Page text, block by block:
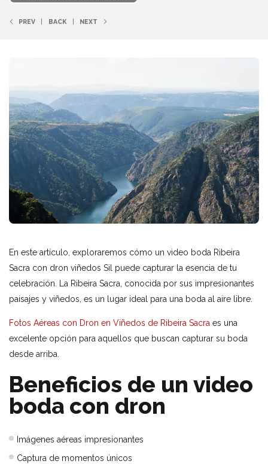
PREV BACK NEXT
En este artículo, exploraremos cómo un video boda Ribeira
Sacra con dron viñedos Sil puede capturar la esencia de tu
celebración. La Ribeira Sacra, conocida por sus impresionantes
paisajes y viñedos, es un lugar ideal para una boda al aire libre.
Fotos Aéreas con Dron en Viñedos de Ribeira Sacra es una
excelente opción para aquellos que buscan capturar su boda
desde arriba.
Beneficios de un video
boda con dron
Imágenes aéreas impresionantes
Captura de momentos únicos